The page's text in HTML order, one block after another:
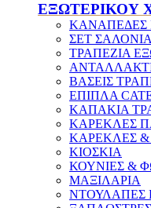
ΕΞΩΤΕΡΙΚΟΥ
ΚΑΝΑΠΕΔΕΣ
ΣΕΤ
ΤΡΑΠΕΖΙΑ
ΒΑΣΕΙΣ
ΕΠΙΠΛΑ
ΚΑΠΑΚΙΑ
ΚΑΡΕΚΛΕΣ
ΚΑΡΕΚΛΕΣ
ΚΙΟΣΚΙΑ
ΚΟΥΝΙΕΣ &
ΜΑΞΙΛΑΡΙΑ
ΝΤΟΥΛΑΠΕΣ